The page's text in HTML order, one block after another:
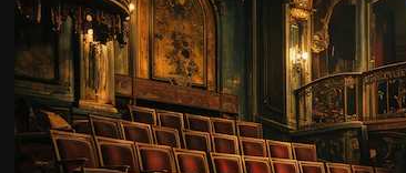
Fontes
A plataforma criativa para você direcionar
seu melhor trabalho. Mais de 1 milhão de
assinantes entre criativos, empresas,
agências e estúdios.
Português